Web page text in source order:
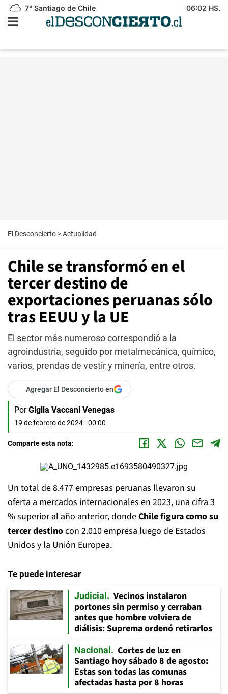
7° Santiago de Chile 06:02 HS.
El Desconcierto >Actualidad
Chile se transformó en el
tercer destino de
exportaciones peruanas sólo
tras EEUU y la UE
El sector más numeroso correspondió a la
agroindustria, seguido por metalmecánica, químico,
varios, prendas de vestir y minería, entre otros.
Agregar El Desconcierto en
Por Giglia Vaccani Venegas
19 de febrero de 2024 - 00:00
Comparte esta nota:
Un total de 8.477 empresas peruanas llevaron su
oferta a mercados internacionales en 2023, una cifra 3
% superior al año anterior, dondeChile figura como su
tercer destinocon 2.010 empresa luego de Estados
Unidos y la Unión Europea.
Te puede interesar
Judicial
Vecinos instalaron
portones sin permiso y cerraban
antes que hombre volviera de
diálisis: Suprema ordenó retirarlos
Nacional
Cortes de luz en
Santiago hoy sábado 8 de agosto:
Estas son todas las comunas
afectadas hasta por 8 horas